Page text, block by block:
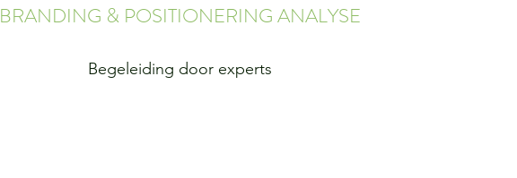
BRANDING & POSITIONERING ANALYSE
Begeleiding door experts